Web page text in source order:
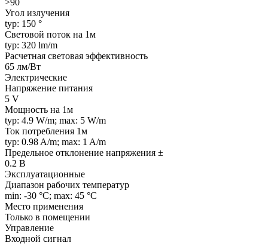
Угол излучения
typ: 150 °
Световой поток на 1м
typ: 320 lm/m
Расчетная световая эффективность
65 лм/Вт
Электрические
Напряжение питания
5 V
Мощность на 1м
typ: 4.9 W/m; max: 5 W/m
Ток потребления 1м
typ: 0.98 A/m; max: 1 A/m
Предельное отклонение напряжения ±
0.2 В
Эксплуатационные
Диапазон рабочих температур
min: -30 °C; max: 45 °C
Место применения
Только в помещении
Управление
Входной сигнал